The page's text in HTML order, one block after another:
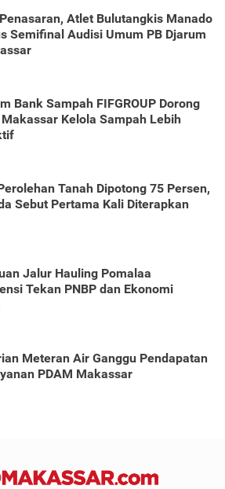
Atlet Bulutangkis Manado
Semifinal Audisi Umum PB Djarum
Bank Sampah FIFGROUP Dorong
Kelola Sampah Lebih
Tanah Dipotong 75 Persen,
Sebut Pertama Kali Diterapkan
Jalur Hauling Pomalaa
Tekan PNBP dan Ekonomi
Meteran Air Ganggu Pendapatan
PDAM Makassar